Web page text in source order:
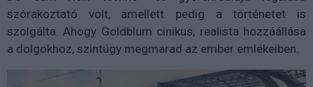
szórakoztató volt, amellett pedig a történetet is
szolgálta. Ahogy Goldblum cinikus, realista hozzáállása
a dolgokhoz, szintúgy megmarad az ember emlékeiben.